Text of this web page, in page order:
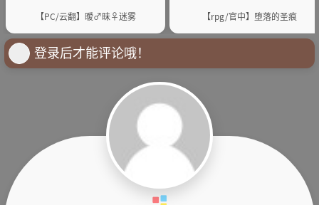
【PC/云翻】暧♂昧♀迷雾 【rpg/官中】堕落的圣痕
登录后才能评论哦！